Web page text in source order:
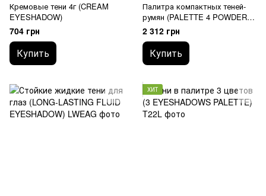
Кремовые тени 4г (CREAM
EYESHADOW)
704 грн
Купить
Палитра компактных теней-
румян (PALETTE 4 POWDER
BLUSHES 3D)
2 312 грн
Купить
ХИТ